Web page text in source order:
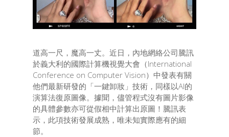
道高一尺，魔高一丈。近日，內地網絡公司騰訊
於義大利的國際計算機視覺大會（International
Conference on Computer Vision）中發表有關
他們最新研發的「一鍵卸妝」技術，同樣以AI的
演算法復原圖像。據聞，儘管程式沒有圖片影像
的具體參數亦可從假相中計算出原圖！騰訊表
示，此項技術發展成熟，唯未知實際應有的細
節。